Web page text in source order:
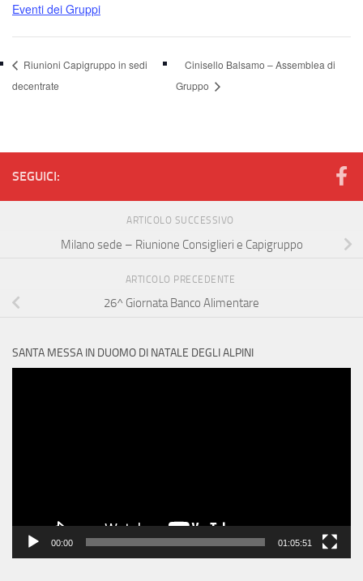
Eventi dei Gruppi
Riunioni Capigruppo in sedi
decentrate
Cinisello Balsamo – Assemblea di
Gruppo
SEGUICI:
ARTICOLO SUCCESSIVO
Milano sede – Riunione Consiglieri e Capigruppo
ARTICOLO PRECEDENTE
26^ Giornata Banco Alimentare
SANTA MESSA IN DUOMO DI NATALE DEGLI ALPINI
00:00 01:05:51